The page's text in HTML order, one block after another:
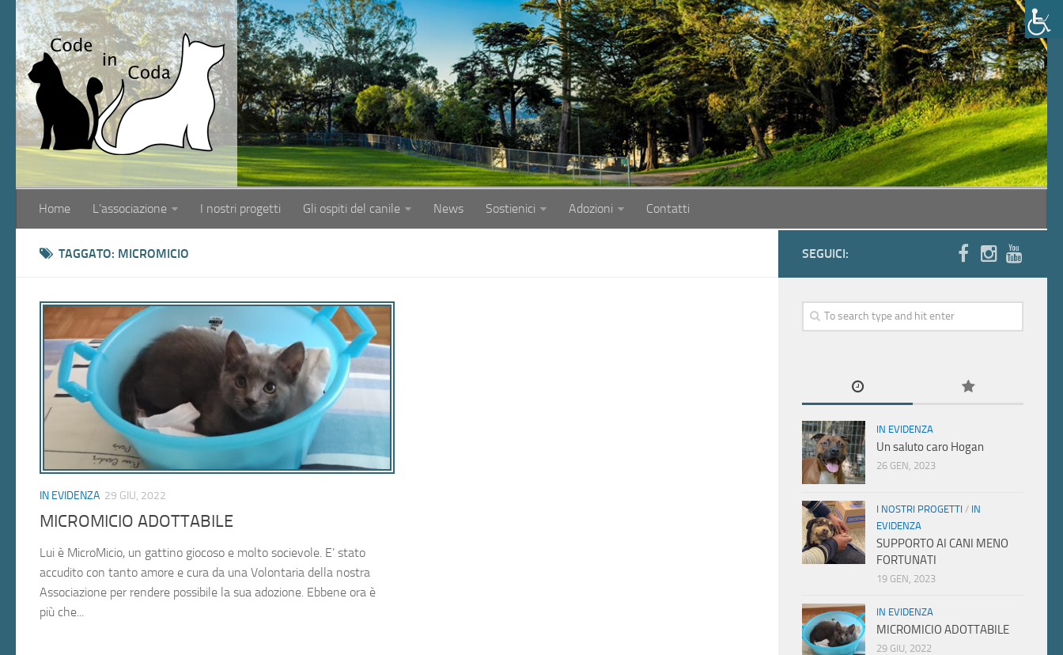
Home L’associazione I nostri progetti Gli ospiti del canile News Sostienici Adozioni Contatti
TAGGATO: MICROMICIO
IN EVIDENZA 29 GIU, 2022
MICROMICIO ADOTTABILE
Lui è MicroMicio, un gattino giocoso e molto socievole. E’ stato
accudito con tanto amore e cura da una Volontaria della nostra
Associazione per rendere possibile la sua adozione. Ebbene ora è
più che...
SEGUICI:
IN EVIDENZA
Un saluto caro Hogan
26 GEN, 2023
I NOSTRI PROGETTI / IN
EVIDENZA
SUPPORTO AI CANI MENO
FORTUNATI
19 GEN, 2023
IN EVIDENZA
MICROMICIO ADOTTABILE
29 GIU, 2022